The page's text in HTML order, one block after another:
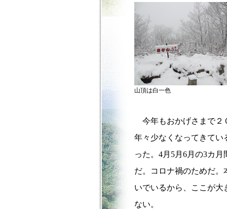
山頂は白一色
今年もおかげさまで２
年々少なくなってきてい
った。4月5月6月の3カ
だ。コロナ禍のためだ。
いでいるから、ここが
ない。